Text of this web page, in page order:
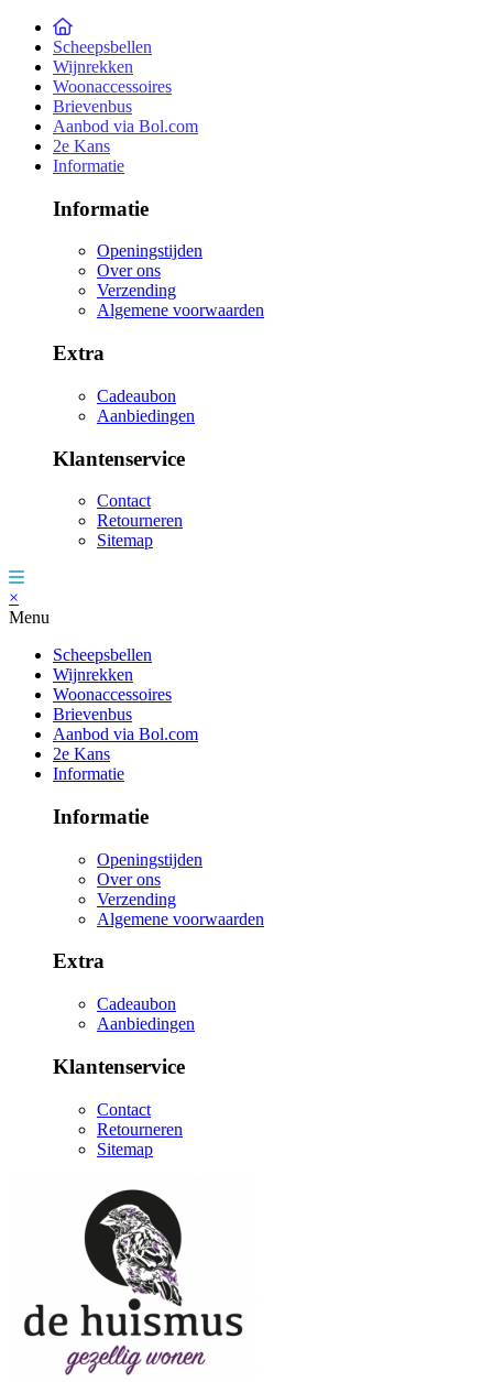
Scheepsbellen
Wijnrekken
Woonaccessoires
Brievenbus
Aanbod via Bol.com
2e Kans
Informatie
Informatie
Openingstijden
Over ons
Verzending
Algemene voorwaarden
Extra
Cadeaubon
Aanbiedingen
Klantenservice
Contact
Retourneren
Sitemap
×
Menu
Scheepsbellen
Wijnrekken
Woonaccessoires
Brievenbus
Aanbod via Bol.com
2e Kans
Informatie
Informatie
Openingstijden
Over ons
Verzending
Algemene voorwaarden
Extra
Cadeaubon
Aanbiedingen
Klantenservice
Contact
Retourneren
Sitemap